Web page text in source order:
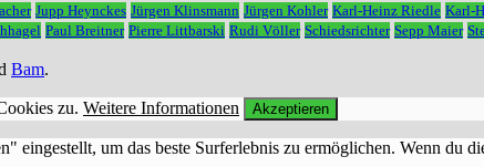
Jupp Heynckes Jürgen Klinsmann Jürgen Kohler Karl-Heinz Riedle Karl-
Paul Breitner Pierre Littbarski Rudi Völler Schiedsrichter Sepp Maier
Bam.
zu. Weitere Informationen Akzeptieren
eingestellt, um das beste Surferlebnis zu ermöglichen. Wenn du